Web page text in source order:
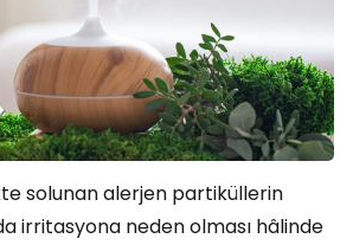
solunan alerjen partiküllerin
irritasyona neden olması hâlinde